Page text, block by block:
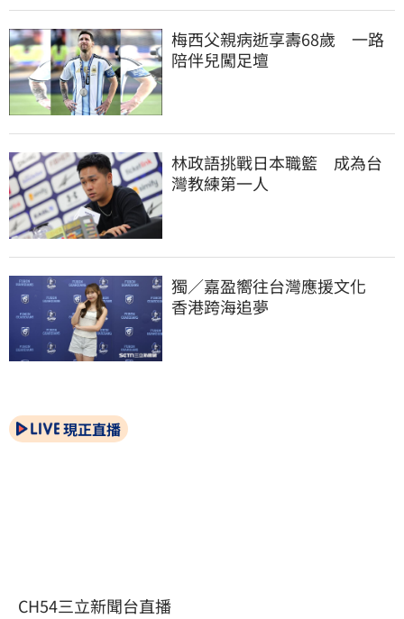
梅西父親病逝享壽68歲　一路
陪伴兒闖足壇
林政語挑戰日本職籃　成為台
灣教練第一人
獨／嘉盈嚮往台灣應援文化
香港跨海追夢
現正直播
CH54三立新聞台直播